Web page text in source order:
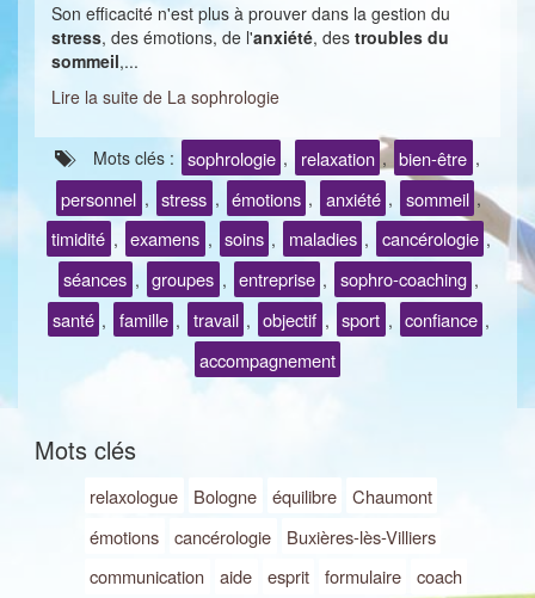
Son efficacité n'est plus à prouver dans la gestion du
stress, des émotions, de l'anxiété, des troubles du
sommeil,...
Lire la suite de La sophrologie
Mots clés : sophrologie , relaxation , bien-être ,
personnel , stress , émotions , anxiété , sommeil ,
timidité , examens , soins , maladies , cancérologie ,
séances , groupes , entreprise , sophro-coaching ,
santé , famille , travail , objectif , sport , confiance ,
accompagnement
Mots clés
relaxologue Bologne équilibre
Chaumont
émotions
cancérologie
Buxières-lès-Villiers
communication
aide esprit formulaire coach